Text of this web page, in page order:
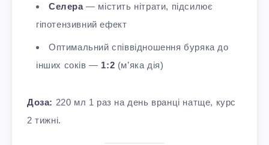
Селера— містить нітрати, підсилює
гіпотензивний ефект
Оптимальний співвідношення буряка до
інших соків — 1:2 (м’яка дія)
Доза: 220 мл 1 раз на день вранці натще, курс
2 тижні.